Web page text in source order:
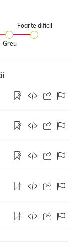
Greu
Foarte dificil